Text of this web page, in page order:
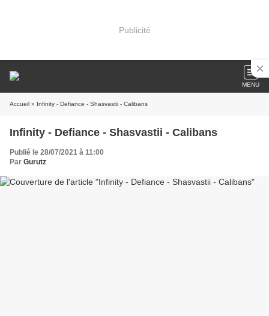
Publicité
MENU
Accueil » Infinity - Defiance - Shasvastii - Calibans
Infinity - Defiance - Shasvastii - Calibans
Publié le 28/07/2021 à 11:00
Par Gurutz